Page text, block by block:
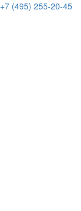
+7 (495) 255-20-45